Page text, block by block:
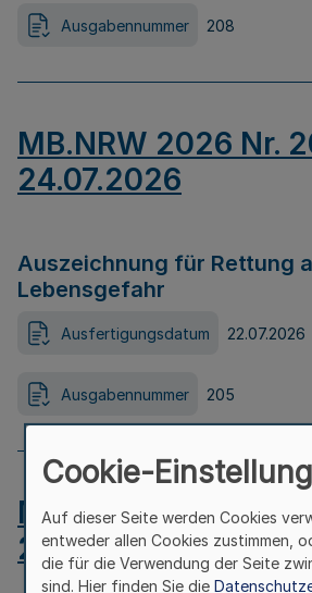
Ausgabennummer 208
MB.NRW 2026 Nr.
24.07.2026
Auszeichnung für Rettung
Lebensgefahr
Ausfertigungsdatum 22.07.2026
Ausgabennummer 205
MB.NRW 2026 Nr.
24.07.2026
Cookie-
Auf dieser Seite werden Cookies
entweder allen Cookies zustimmen,
die für die Verwendung der Seite
sind. Hier finden Sie die